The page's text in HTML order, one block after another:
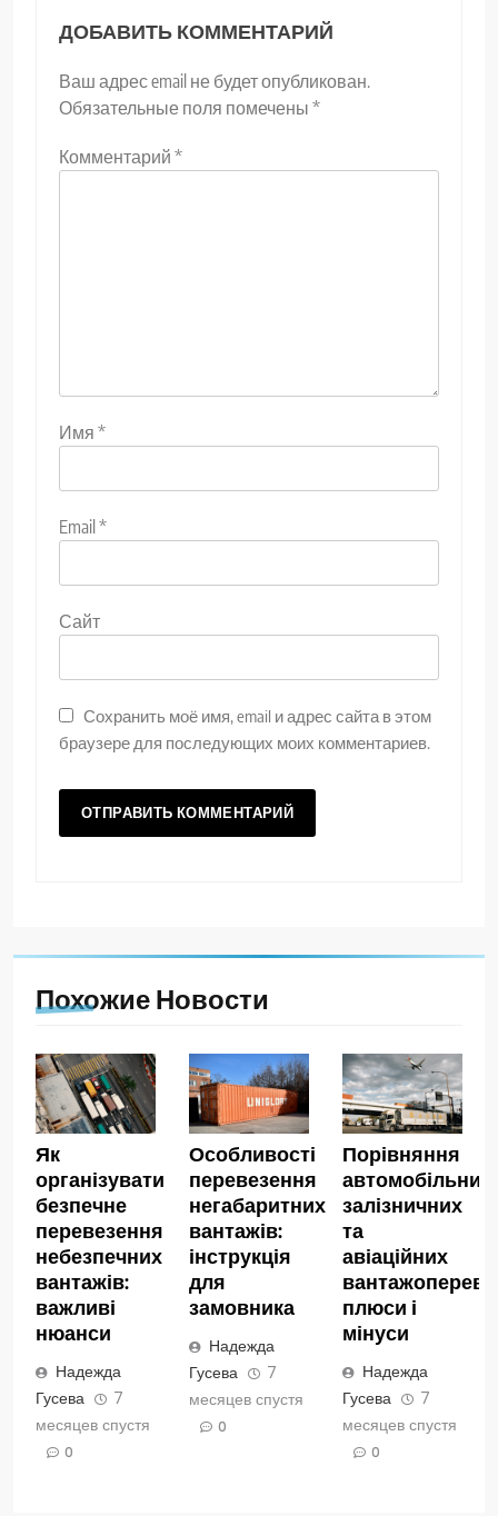
ДОБАВИТЬ КОММЕНТАРИЙ
Ваш адрес email не будет опубликован.
Обязательные поля помечены *
Комментарий *
Имя *
Email *
Сайт
Сохранить моё имя, email и адрес сайта в этом
браузере для последующих моих комментариев.
Похожие Новости
Як
організувати
безпечне
перевезення
небезпечних
вантажів:
важливі
нюанси
Надежда
Гусева
7
месяцев спустя
0
Особливості
перевезення
негабаритних
вантажів:
інструкція
для
замовника
Надежда
Гусева
7
месяцев спустя
0
Порівняння
автомобільних,
залізничних
та
авіаційних
плюси і
мінуси
Надежда
Гусева
7
месяцев спустя
0